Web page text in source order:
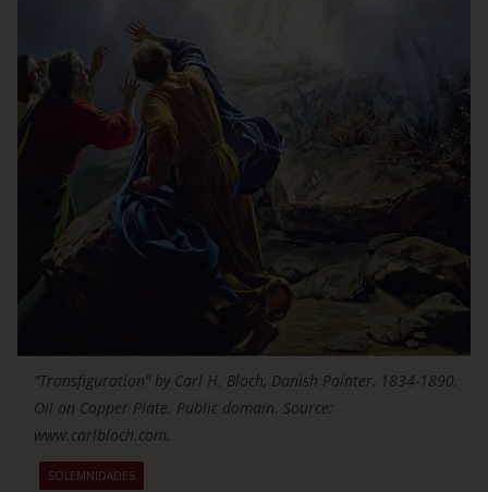
"Transfiguration" by Carl H. Bloch, Danish Painter, 1834-1890.
Oil on Copper Plate. Public domain. Source:
www.carlbloch.com.
SOLEMNIDADES